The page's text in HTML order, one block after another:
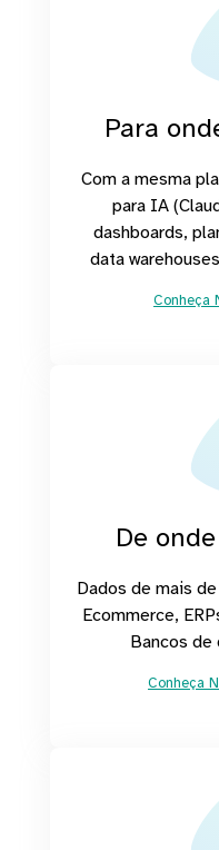
Para
Com a mesma
para IA
dashboards,
data
Conheça
De
Dados de mais
Ecommerce,
Bancos de
Conheça